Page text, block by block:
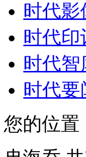
时代影
时代印
时代智
时代要
您的位置